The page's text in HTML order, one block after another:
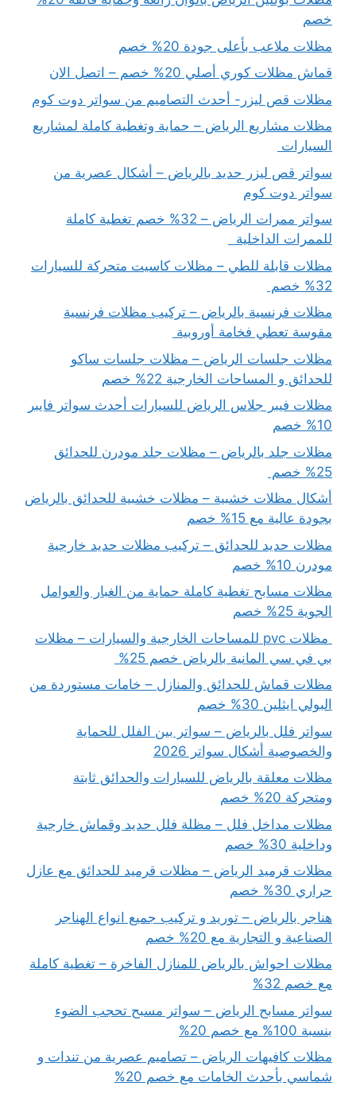
خصم
مظلات ملاعب بأعلى جودة 20% خصم
قماش مظلات كوري أصلي 20% خصم – اتصل الان
مظلات قص ليزر- أحدث التصاميم من سواتر دوت كوم
مظلات مشاريع الرياض – حماية وتغطية كاملة لمشاريع
السيارات
سواتر قص ليزر حديد بالرياض – أشكال عصرية من
سواتر دوت كوم
سواتر ممرات الرياض – 32% خصم تغطية كاملة
للممرات الداخلية
مظلات قابلة للطي – مظلات كاسيت متحركة للسيارات
32% خصم
مظلات فرنسية بالرياض – تركيب مظلات فرنسية
مقوسة تعطي فخامة أوروبية
مظلات جلسات الرياض – مظلات جلسات ساكو
للحدائق و المساحات الخارجية 22% خصم
مظلات فيبر جلاس الرياض للسيارات أحدث سواتر فايبر
10% خصم
مظلات جلد بالرياض – مظلات جلد مودرن للحدائق
25% خصم
أشكال مظلات خشبية – مظلات خشبية للحدائق بالرياض
بجودة عالية مع 15% خصم
مظلات حديد للحدائق – تركيب مظلات حديد خارجية
مودرن 10% خصم
مظلات مسابح تغطية كاملة حماية من الغبار والعوامل
الجوية 25% خصم
مظلات pvc للمساحات الخارجية والسيارات – مظلات
بي في سي المانية بالرياض خصم 25%
مظلات قماش للحدائق والمنازل – خامات مستوردة من
البولي ايثلين 30% خصم
سواتر فلل بالرياض – سواتر بين الفلل للحماية
والخصوصية أشكال سواتر 2026
مظلات معلقة بالرياض للسيارات والحدائق ثابتة
ومتحركة 20% خصم
مظلات مداخل فلل – مظلة فلل حديد وقماش خارجية
وداخلية 30% خصم
مظلات قرميد الرياض – مظلات قرميد للحدائق مع عازل
حراري 30% خصم
هناجر بالرياض – توريد و تركيب جميع انواع الهناجر
الصناعية و التجارية مع 20% خصم
مظلات احواش بالرياض للمنازل الفاخرة – تغطية كاملة
مع خصم 32%
سواتر مسابح الرياض – سواتر مسبح تحجب الضوء
بنسبة 100% مع خصم 20%
مظلات كافيهات الرياض – تصاميم عصرية من تندات و
شماسي بأحدث الخامات مع خصم 20%